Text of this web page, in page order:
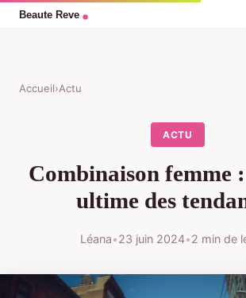
Accueil›Actu
ACTU
Combinaison femme
ultime des
Léana•23 juin 2024•2 min de